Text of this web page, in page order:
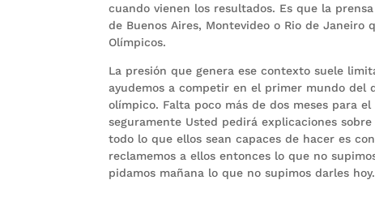
cuando vienen los resultados. Es que la
de Buenos Aires, Montevideo o Rio de
Olímpicos.
La presión que genera ese contexto suele
ayudemos a competir en el primer mundo del
olímpico. Falta poco más de dos meses para
seguramente Usted pedirá explicaciones
todo lo que ellos sean capaces de hacer es
reclamemos a ellos entonces lo que no
pidamos mañana lo que no supimos darles hoy.